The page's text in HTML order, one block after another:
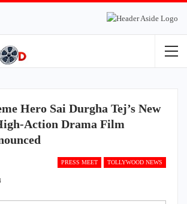
Hero Sai Durgha Tej’s New
Action Drama Film
PRESS MEET TOLLYWOOD NEWS